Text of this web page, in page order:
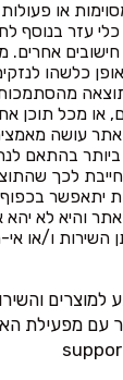
או
עזר בנוסף
חישובים
כלשהו
או מכל תוכן
עושה
בהתאם
לכך
יתאפשר
והיא לא יהא
השירות ו/או
למוצרים
עם מפעילת